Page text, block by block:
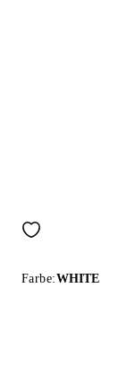
Farbe:WHITE